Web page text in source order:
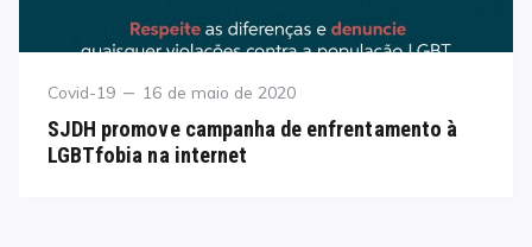
Category
Covid-19
Posted
16 de maio de 2020
SJDH promove campanha de enfrentamento à
LGBTfobia na internet